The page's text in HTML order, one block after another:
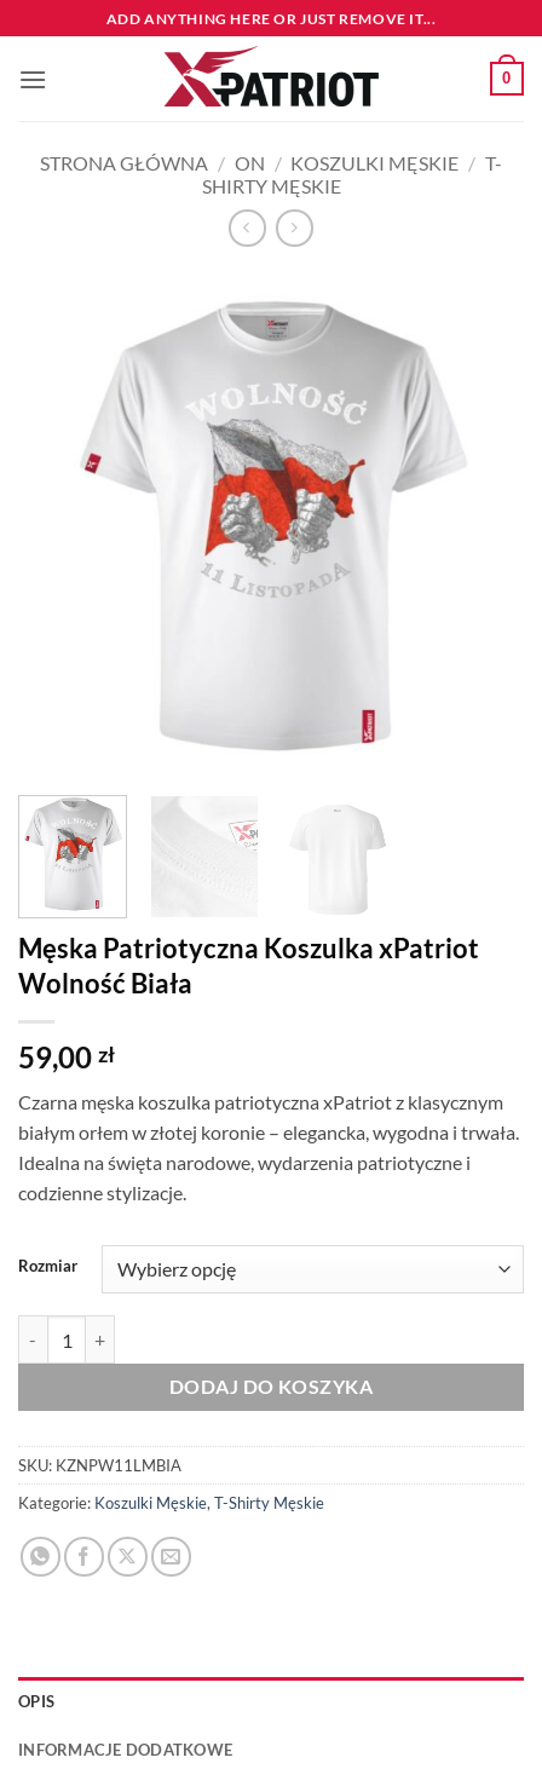
do
zawartości
ADD ANYTHING HERE OR JUST REMOVE IT...
0
STRONA GŁÓWNA / ON / KOSZULKI MĘSKIE / T-
SHIRTY MĘSKIE
Męska Patriotyczna Koszulka xPatriot
Wolność Biała
59,00 zł
Czarna męska koszulka patriotyczna xPatriot z klasycznym
białym orłem w złotej koronie – elegancka, wygodna i trwała.
Idealna na święta narodowe, wydarzenia patriotyczne i
codzienne stylizacje.
Rozmiar
DODAJ DO KOSZYKA
SKU: KZNPW11LMBIA
Kategorie: Koszulki Męskie, T-Shirty Męskie
OPIS
INFORMACJE DODATKOWE